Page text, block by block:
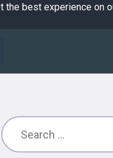
best experience on